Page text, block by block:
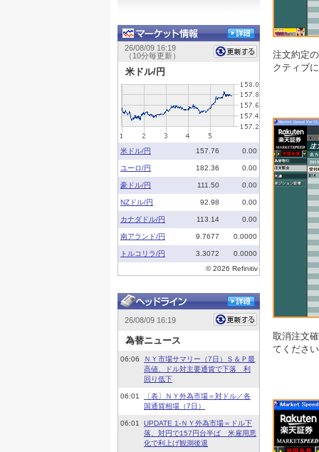
注文約定
クティブ
取消注文
てくださ